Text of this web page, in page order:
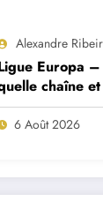
Alexandre
Europa
chaîne
?
6 Août 2026